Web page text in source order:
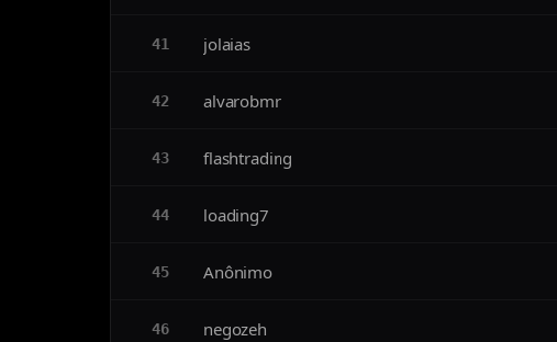
41 jolaias
42 alvarobmr
43 flashtrading
44 loading7
45 Anônimo
46 negozeh